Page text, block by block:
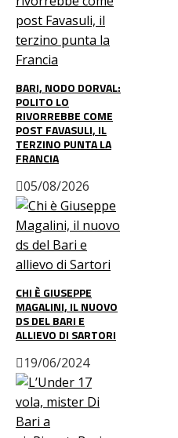
BARI, NODO DORVAL:
POLITO LO
RIVORREBBE COME
POST FAVASULI, IL
TERZINO PUNTA LA
FRANCIA
05/08/2026
CHI È GIUSEPPE
MAGALINI, IL NUOVO
DS DEL BARI E
ALLIEVO DI SARTORI
19/06/2024